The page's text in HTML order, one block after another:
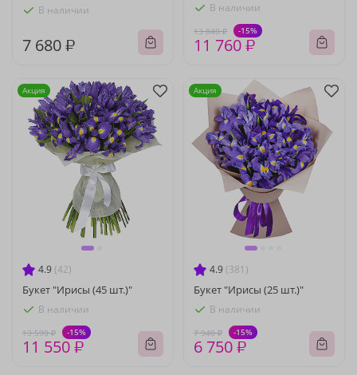
В наличии
7 680 ₽
В наличии
13 840 ₽ -15%
11 760 ₽
4.9 (42)
Букет "Ирисы (45 шт.)"
В наличии
13 590 ₽ -15%
11 550 ₽
Акция
4.9 (381)
Букет "Ирисы (25 шт.)"
В наличии
7 940 ₽ -15%
6 750 ₽
Акция